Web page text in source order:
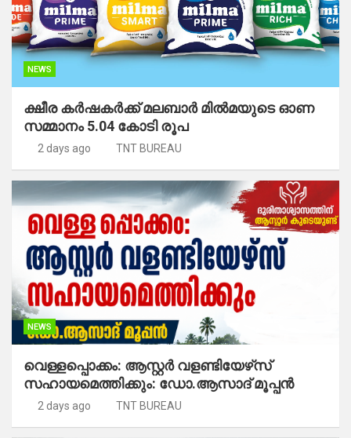
NEWS
ക്ഷീര കര്‍ഷകര്‍ക്ക് മലബാര്‍ മില്‍മയുടെ ഓണ
സമ്മാനം 5.04 കോടി രൂപ
2 days ago TNT BUREAU
NEWS
വെള്ളപ്പൊക്കം: ആസ്റ്റര്‍ വളണ്ടിയേഴ്‌സ്
സഹായമെത്തിക്കും: ഡോ.ആസാദ് മൂപ്പന്‍
2 days ago TNT BUREAU